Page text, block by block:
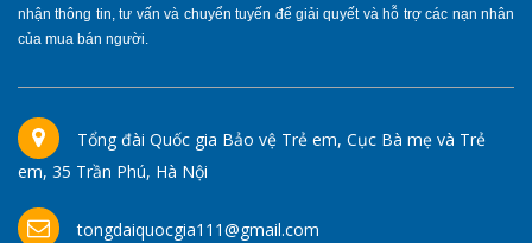
nhận thông tin, tư vấn và chuyển tuyến để giải quyết và hỗ trợ các nạn nhân
của mua bán người.
Tổng đài Quốc gia Bảo vệ Trẻ em, Cục Bà mẹ và Trẻ
em, 35 Trần Phú, Hà Nội
tongdaiquocgia111@gmail.com